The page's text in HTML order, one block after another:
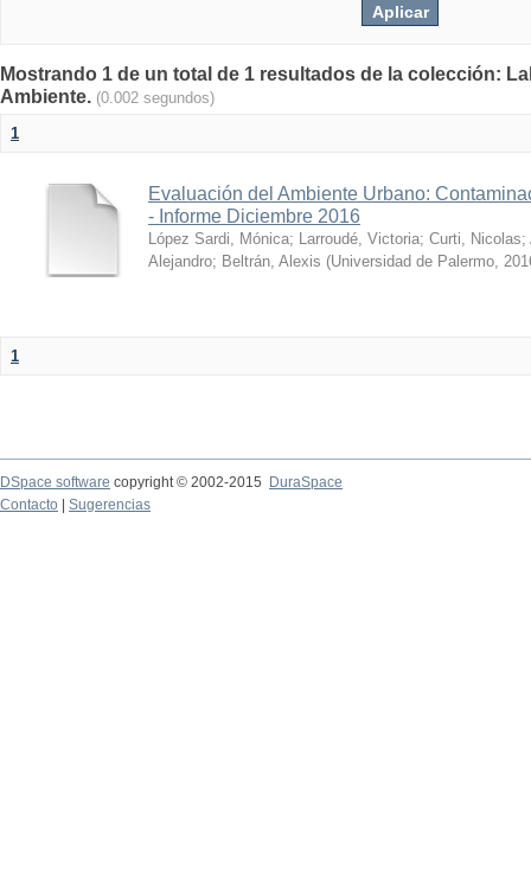
Mostrando 1 de un total de 1 resultados de la colección:
Ambiente. (0.002 segundos)
1
Evaluación del Ambiente Urbano:
- Informe Diciembre 2016
López Sardi, Mónica; Larroudé, Victoria; Curti, Nicolas;
Alejandro; Beltrán, Alexis (Universidad de Palermo,
1
DSpace software copyright © 2002-2015
DuraSpace
Contacto
Sugerencias